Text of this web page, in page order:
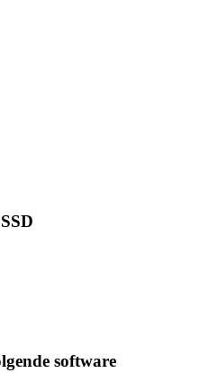
software